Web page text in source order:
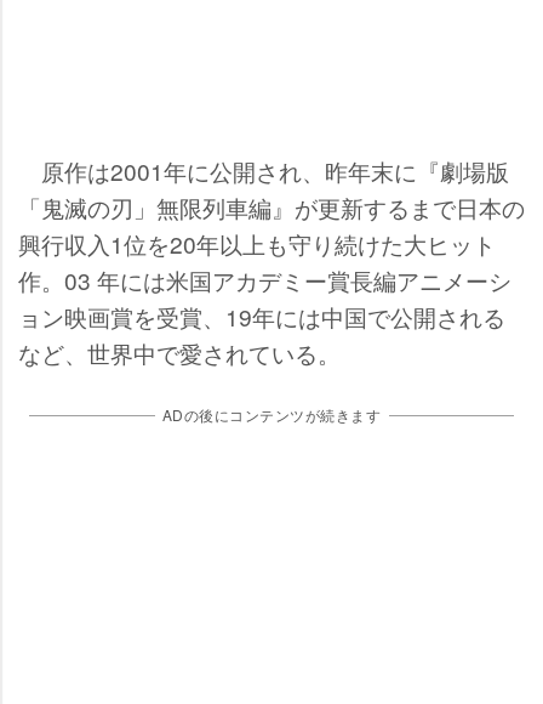
原作は2001年に公開され、昨年末に『劇場版
「鬼滅の刃」無限列車編』が更新するまで日本の
興行収入1位を20年以上も守り続けた大ヒット
作。03 年には米国アカデミー賞長編アニメーシ
ョン映画賞を受賞、19年には中国で公開される
など、世界中で愛されている。
ADの後にコンテンツが続きます